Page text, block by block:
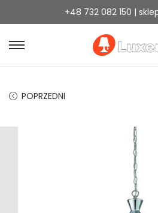
+48 732 082 150 |
POPRZEDNI